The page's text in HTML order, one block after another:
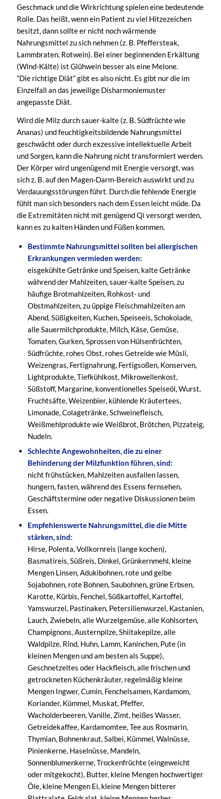
Geschmack und die Wirkrichtung spielen eine bedeutende
Rolle. Das heißt, wenn ein Patient zu viel Hitzezeichen
besitzt, dann sollte er nicht noch wärmende
Nahrungsmittel zu sich nehmen (z. B. Pfeffersteak,
Lammbraten, Rotwein). Bei einer beginnenden Erkältung
(Wind-Kälte) ist Glühwein besser als eine Melone.
“Die richtige Diät” gibt es also nicht. Es gibt nur die im
Einzelfall an das jeweilige Disharmoniemuster
angepasste Diät.
Wird die Milz durch sauer-kalte (z. B. Südfrüchte wie
Ananas) und feuchtigkeitsbildende Nahrungsmittel
geschwächt oder durch exzessive intellektuelle Arbeit
und Sorgen, kann die Nahrung nicht transformiert werden.
Der Körper wird ungenügend mit Energie versorgt, was
sich z. B. auf den Magen-Darm-Bereich auswirkt und zu
Verdauungsstörungen führt. Durch die fehlende Energie
fühlt man sich besonders nach dem Essen leicht müde. Da
die Extremitäten nicht mit genügend Qi versorgt werden,
kann es zu kalten Händen und Füßen kommen.
Bestimmte Nahrungsmittel sollten bei allergischen
Erkrankungen vermieden werden:
eisgekühlte Getränke und Speisen, kalte Getränke
während der Mahlzeiten, sauer-kalte Speisen, zu
häufige Brotmahlzeiten, Rohkost- und
Obstmahlzeiten, zu üppige Fleischmahlzeiten am
Abend, Süßigkeiten, Kuchen, Speiseeis, Schokolade,
alle Sauermilchprodukte, Milch, Käse, Gemüse,
Tomaten, Gurken, Sprossen von Hülsenfrüchten,
Südfrüchte, rohes Obst, rohes Getreide wie Müsli,
Weizengras, Fertignahrung, Fertigsoßen, Konserven,
Lightprodukte, Tiefkühlkost, Mikrowellenkost,
Süßstoff, Margarine, konventionelles Speiseöl, Wurst,
Fruchtsäfte, Weizenbier, kühlende Kräutertees,
Limonade, Colagetränke, Schweinefleisch,
Weißmehlprodukte wie Weißbrot, Brötchen, Pizzateig,
Nudeln.
Schlechte Angewohnheiten, die zu einer
Behinderung der Milzfunktion führen, sind:
nicht frühstücken, Mahlzeiten ausfallen lassen,
hungern, fasten, während des Essens fernsehen,
Geschäftstermine oder negative Diskussionen beim
Essen.
Empfehlenswerte Nahrungsmittel, die die Mitte
stärken, sind:
Hirse, Polenta, Vollkornreis (lange kochen),
Basmatireis, Süßreis, Dinkel, Grünkernmehl, kleine
Mengen Linsen, Adukibohnen, rote und gelbe
Sojabohnen, rote Bohnen, Saubohnen, grüne Erbsen,
Karotte, Kürbis, Fenchel, Süßkartoffel, Kartoffel,
Yamswurzel, Pastinaken, Petersilienwurzel, Kastanien,
Lauch, Zwiebeln, alle Wurzelgemüse, alle Kohlsorten,
Champignons, Austernpilze, Shiitakepilze, alle
Waldpilze, Rind, Huhn, Lamm, Kaninchen, Pute (in
kleinen Mengen und am besten als Suppe),
Geschnetzeltes oder Hackfleisch, alle frischen und
getrockneten Küchenkräuter, regelmäßig kleine
Mengen Ingwer, Cumin, Fenchelsamen, Kardamom,
Koriander, Kümmel, Muskat, Pfeffer,
Wacholderbeeren, Vanille, Zimt, heißes Wasser,
Getreidekaffee, Kardamomtee, Tee aus Rosmarin,
Thymian, Bohnenkraut, Salbei, Kümmel, Walnüsse,
Pinienkerne, Haselnüsse, Mandeln,
Sonnenblumenkerne, Trockenfrüchte (eingeweicht
oder mitgekocht), Butter, kleine Mengen hochwertiger
Öle, kleine Mengen Ei, kleine Mengen bitterer